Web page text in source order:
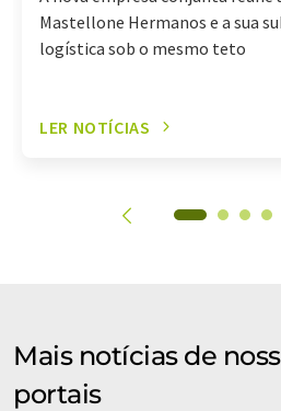
Mastellone Hermanos e a sua
logística sob o mesmo teto
LER NOTÍCIAS
Mais notícias de
portais